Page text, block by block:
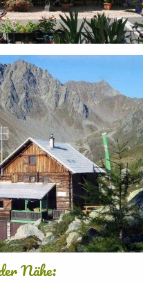
Nähe: